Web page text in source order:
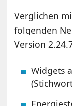
Verglichen
folgenden
Version
Widgets